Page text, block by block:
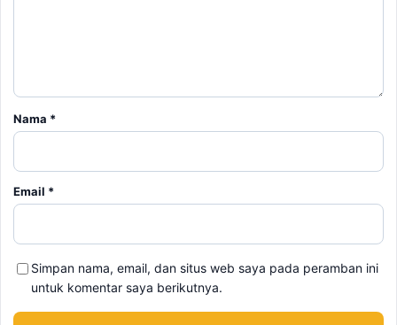
Nama *
Email *
Simpan nama, email, dan situs web saya pada peramban ini
untuk komentar saya berikutnya.